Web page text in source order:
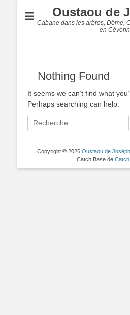
Oustaou de
Cabane dans les arbres, Dôme,
en
Nothing Found
It seems we can’t find what
Perhaps searching can help.
Search
for:
Copyright © 2026 Oustaou de
Catch Base de